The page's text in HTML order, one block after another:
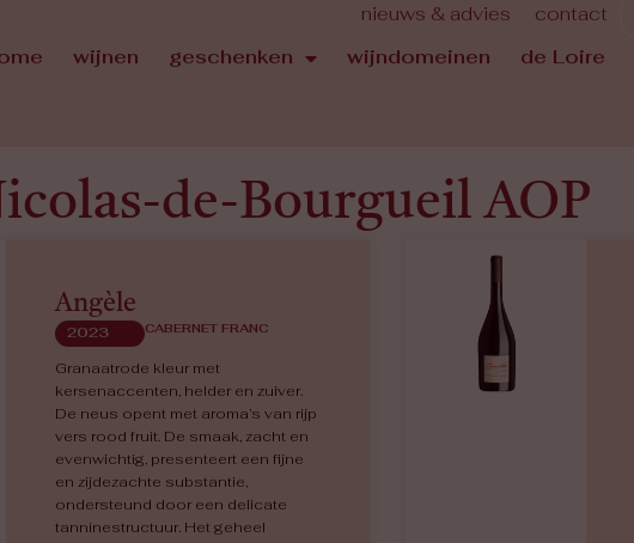
nieuws & advies contact
wijnen geschenken wijndomeinen de Loire
de-Bourgueil AOP
Angèle
2023 CABERNET FRANC
Granaatrode kleur met
kersenaccenten, helder en zuiver.
De neus opent met aroma’s van rijp
vers rood fruit. De smaak, zacht en
evenwichtig, presenteert een fijne
en zijdezachte substantie,
ondersteund door een delicate
tanninestructuur. Het geheel